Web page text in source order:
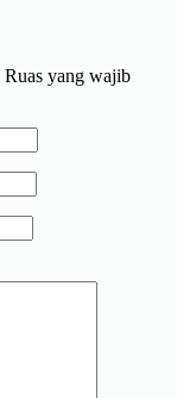
Ruas yang wajib